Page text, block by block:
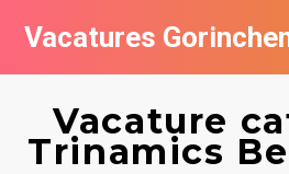
Vacatures
Vacature
Trinamics
Vacatures bij bedrijven in
De populairste vacatures in